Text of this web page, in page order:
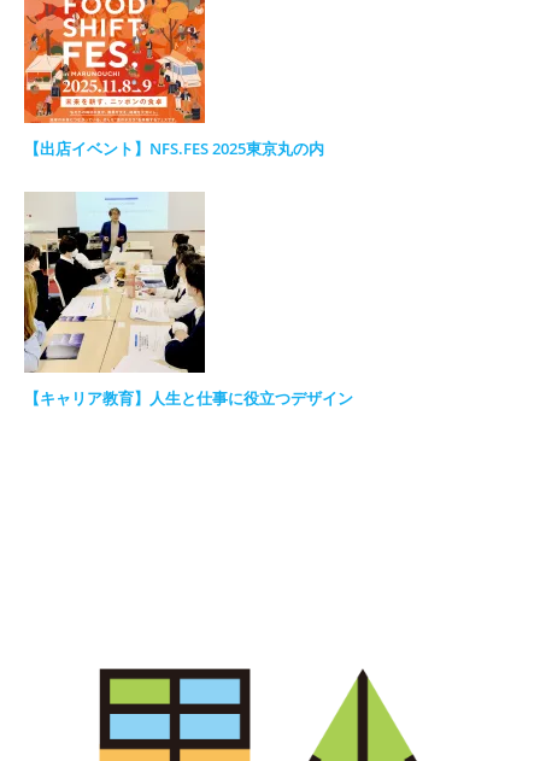
【出店イベント】NFS.FES 2025東京丸の内
【キャリア教育】人生と仕事に役立つデザイン